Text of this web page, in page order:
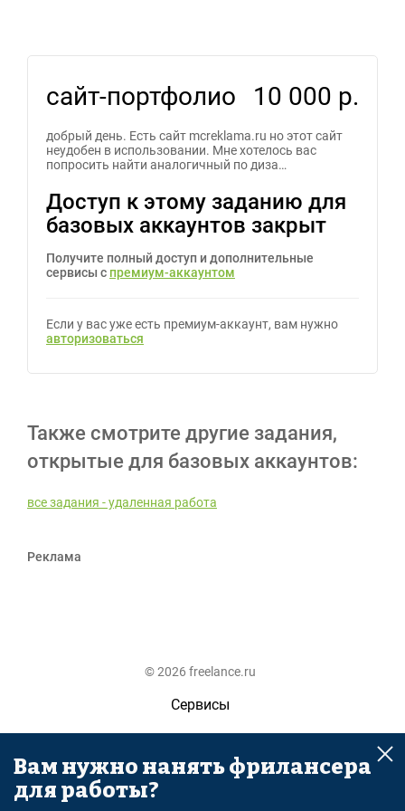
сайт-портфолио 10 000 р.
добрый день. Есть сайт mcreklama.ru но этот сайт
неудобен в использовании. Мне хотелось вас
попросить найти аналогичный по диза…
Доступ к этому заданию для
базовых аккаунтов закрыт
Получите полный доступ и дополнительные
сервисы с премиум-аккаунтом
Если у вас уже есть премиум-аккаунт, вам нужно
авторизоваться
Также смотрите другие задания,
открытые для базовых аккаунтов:
все задания - удаленная работа
Реклама
© 2026 freelance.ru
Сервисы
Помощь
Поиск
Вам нужно нанять фрилансера
для работы?